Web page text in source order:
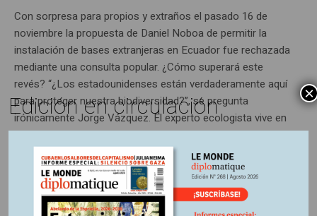
Con sorpresa para propios y extraños el pasado 16 de
noviembre la propuesta de Daniel Noboa de permitir la
instalación de bases extranjeras en Ecuador fue rechazada
mediante una consulta popular. ¿Cómo superará este
revés? “¿Los estadounidenses están verdaderamente aquí
para proteger nuestra biodiversidad?”, se pregunta
irónicamente Jorge Vázquez. El experto ecologista vive en
la...
Edición en circulación ×